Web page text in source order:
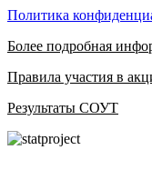
Политика
Более подробная
Правила участия в
Результаты СОУТ